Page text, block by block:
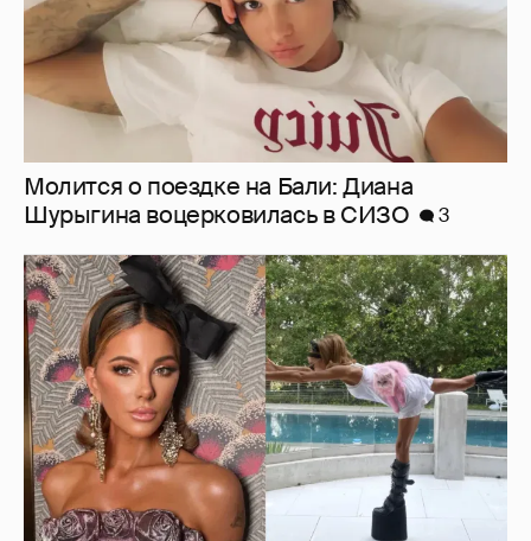
Молится о поездке на Бали: Диана
Шурыгина воцерковилась в СИЗО
3